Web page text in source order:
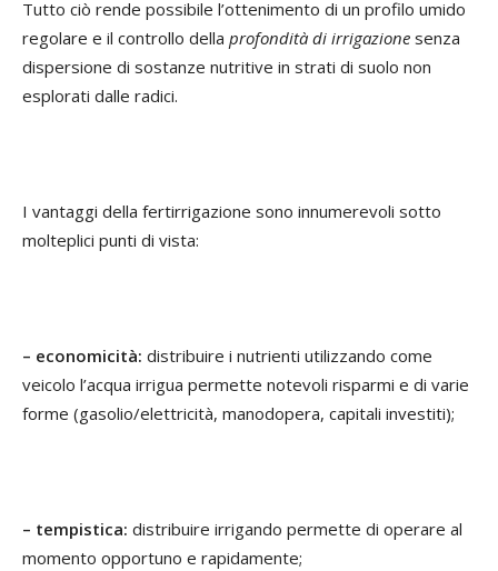
Tutto ciò rende possibile l’ottenimento di un profilo umido
regolare e il controllo della profondità di irrigazione senza
dispersione di sostanze nutritive in strati di suolo non
esplorati dalle radici.
I vantaggi della fertirrigazione sono innumerevoli sotto
molteplici punti di vista:
– economicità: distribuire i nutrienti utilizzando come
veicolo l’acqua irrigua permette notevoli risparmi e di varie
forme (gasolio/elettricità, manodopera, capitali investiti);
– tempistica: distribuire irrigando permette di operare al
momento opportuno e rapidamente;